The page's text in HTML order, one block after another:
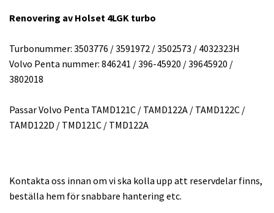
Renovering av Holset 4LGK turbo
Turbonummer: 3503776 / 3591972 / 3502573 / 4032323H
Volvo Penta nummer: 846241 / 396-45920 / 39645920 /
3802018
Passar Volvo Penta TAMD121C / TAMD122A / TAMD122C /
TAMD122D / TMD121C / TMD122A
Kontakta oss innan om vi ska kolla upp att reservdelar finns,
beställa hem för snabbare hantering etc.